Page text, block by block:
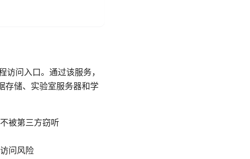
问入口。通过该服务，
存储、实验室服务器和学
被第三方窃听
问风险